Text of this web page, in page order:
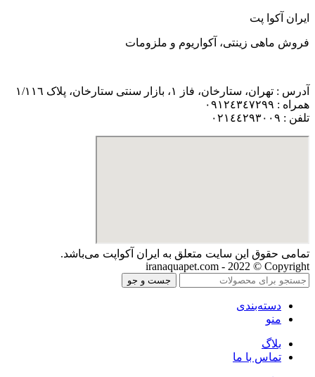
ایران آکوا پت
فروش ماهی زینتی، آکواریوم و ملزومات
آدرس : تهران، ستارخان، فاز ١، بازار سنتی ستارخان، پلاک ١/١١٦
همراه : ٠٩١٢٤٣٤٧٢٩٩
تلفن : ٠٢١٤٤٢٩٣٠٠٩
تمامی حقوق اين سايت متعلق به ایران آکواپت می‌باشد.
iranaquapet.com - 2022 © Copyright
جست و جو
دسته‌بندی
منو
بلاگ
تماس با ما